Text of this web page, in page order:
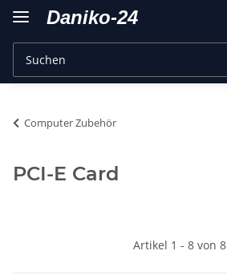
Computer Zubehör
PCI-E Card
Artikel 1 - 8 von 8